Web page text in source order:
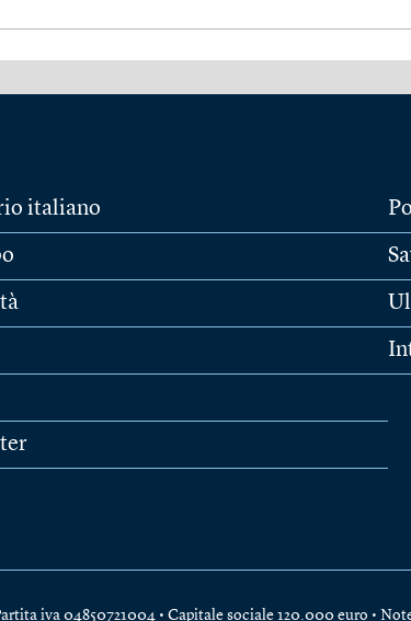
italiano
iva 04850721004 • Capitale sociale 120.000 euro •